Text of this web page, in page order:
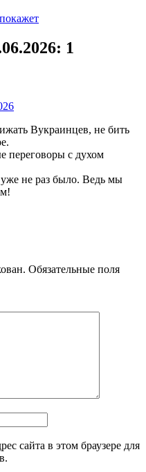
: 1
Вукраинцев, не бить
переговоры с духом
не раз было. Ведь мы
Обязательные поля
сайта в этом браузере для